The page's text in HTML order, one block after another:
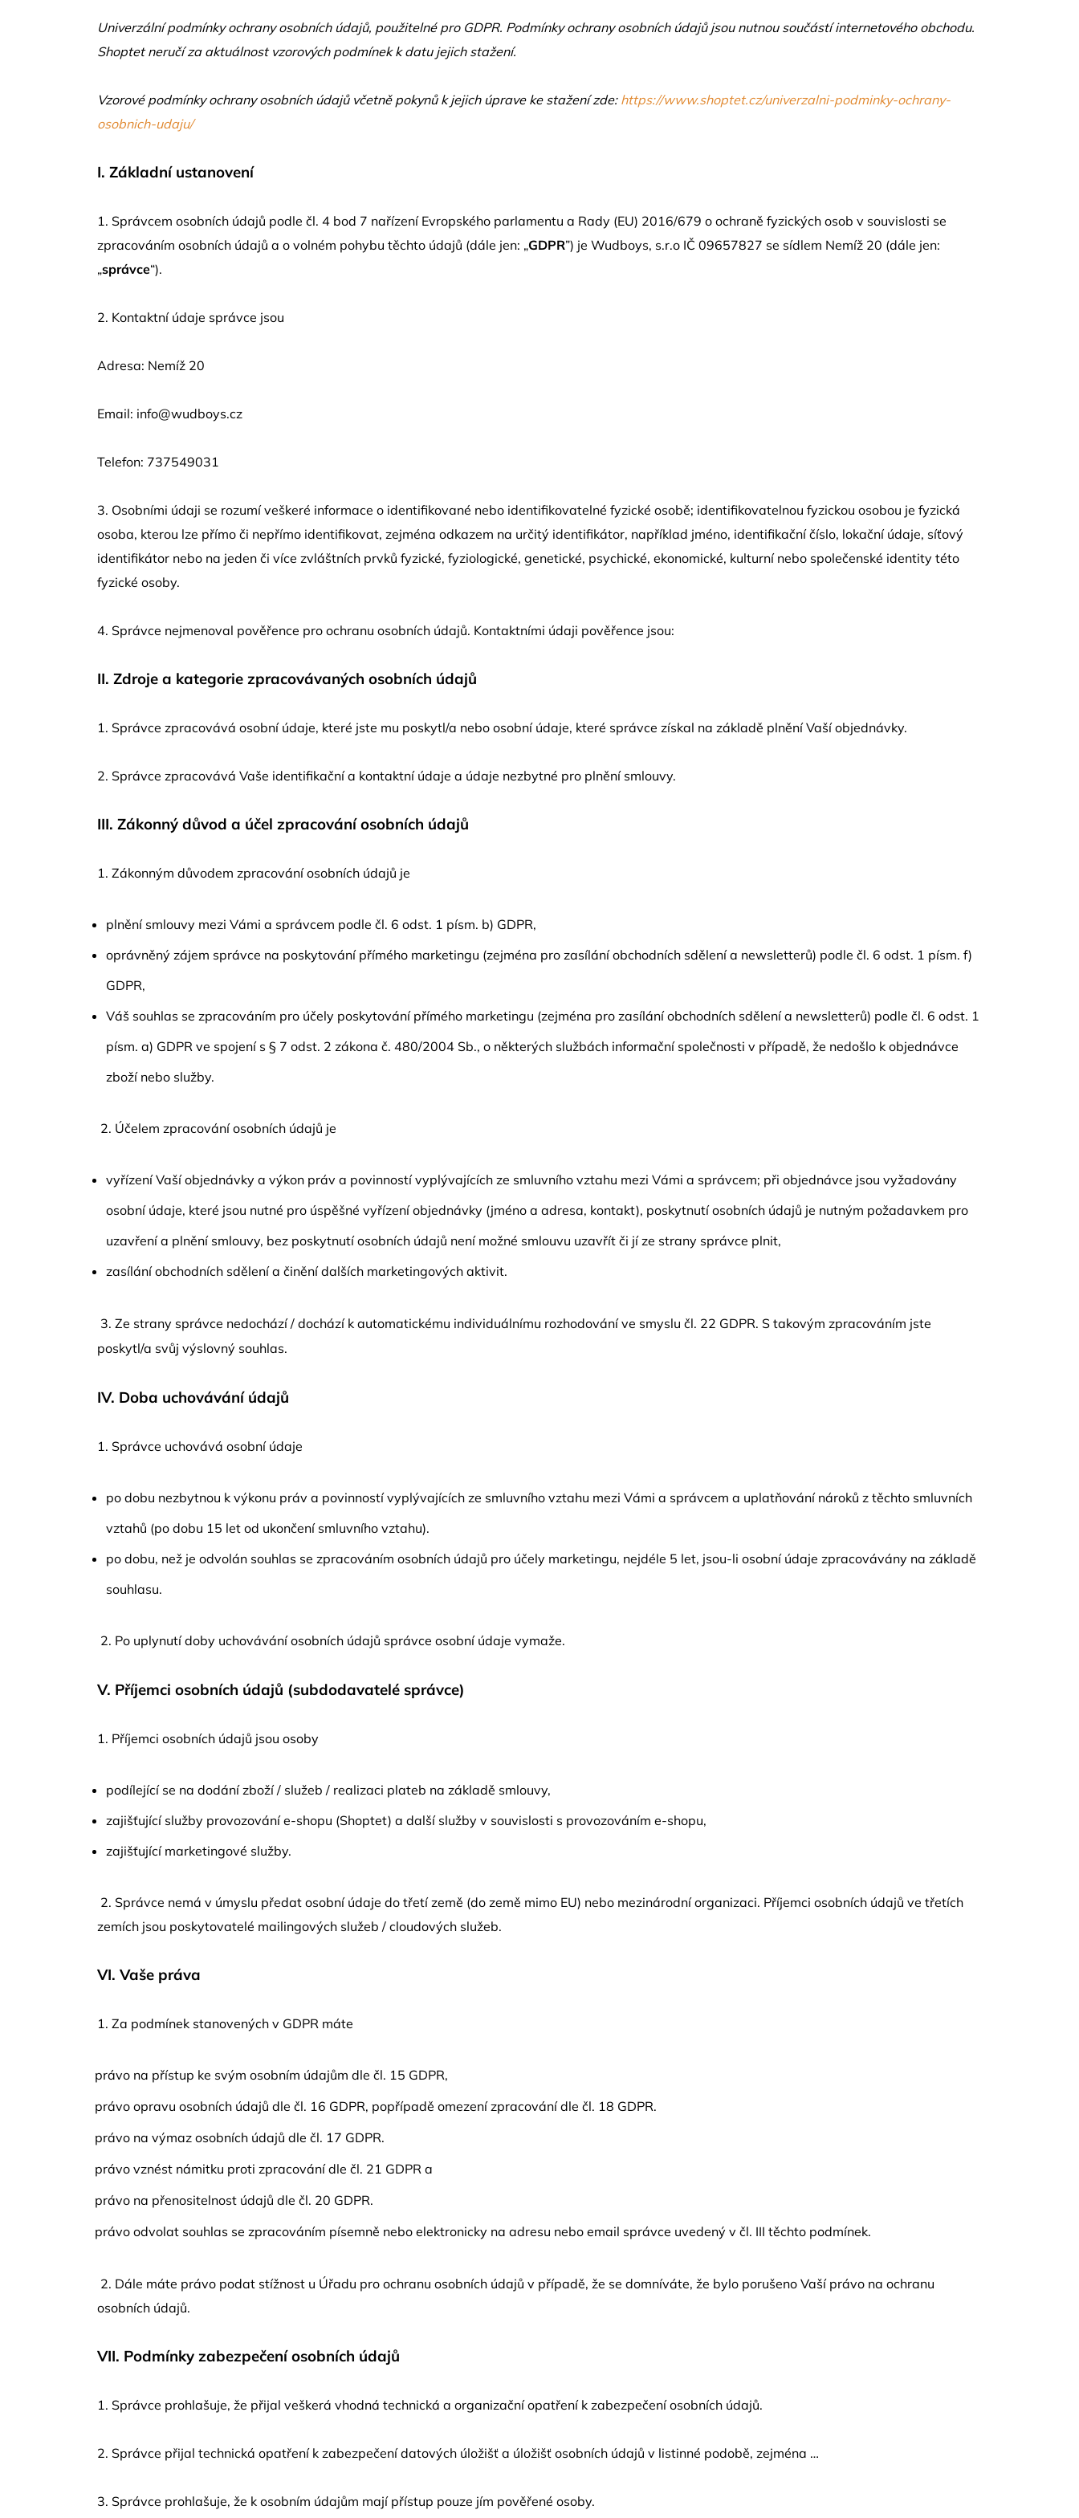
Univerzální podmínky ochrany osobních údajů, použitelné pro GDPR. Podmínky ochrany osobních údajů jsou nutnou součástí internetového obchodu.
Shoptet neručí za aktuálnost vzorových podmínek k datu jejich stažení.
Vzorové podmínky ochrany osobních údajů včetně pokynů k jejich úprave ke stažení zde: https://www.shoptet.cz/univerzalni-podminky-ochrany-
osobnich-udaju/
I. Základní ustanovení
1. Správcem osobních údajů podle čl. 4 bod 7 nařízení Evropského parlamentu a Rady (EU) 2016/679 o ochraně fyzických osob v souvislosti se
zpracováním osobních údajů a o volném pohybu těchto údajů (dále jen: „GDPR”) je Wudboys, s.r.o IČ 09657827 se sídlem Nemíž 20 (dále jen:
„správce“).
2. Kontaktní údaje správce jsou
Adresa: Nemíž 20
Email: info@wudboys.cz
Telefon: 737549031
3. Osobními údaji se rozumí veškeré informace o identifikované nebo identifikovatelné fyzické osobě; identifikovatelnou fyzickou osobou je fyzická
osoba, kterou lze přímo či nepřímo identifikovat, zejména odkazem na určitý identifikátor, například jméno, identifikační číslo, lokační údaje, síťový
identifikátor nebo na jeden či více zvláštních prvků fyzické, fyziologické, genetické, psychické, ekonomické, kulturní nebo společenské identity této
fyzické osoby.
4. Správce nejmenoval pověřence pro ochranu osobních údajů. Kontaktními údaji pověřence jsou:
II. Zdroje a kategorie zpracovávaných osobních údajů
1. Správce zpracovává osobní údaje, které jste mu poskytl/a nebo osobní údaje, které správce získal na základě plnění Vaší objednávky.
2. Správce zpracovává Vaše identifikační a kontaktní údaje a údaje nezbytné pro plnění smlouvy.
III. Zákonný důvod a účel zpracování osobních údajů
1. Zákonným důvodem zpracování osobních údajů je
plnění smlouvy mezi Vámi a správcem podle čl. 6 odst. 1 písm. b) GDPR,
oprávněný zájem správce na poskytování přímého marketingu (zejména pro zasílání obchodních sdělení a newsletterů) podle čl. 6 odst. 1 písm. f)
GDPR,
Váš souhlas se zpracováním pro účely poskytování přímého marketingu (zejména pro zasílání obchodních sdělení a newsletterů) podle čl. 6 odst. 1
písm. a) GDPR ve spojení s § 7 odst. 2 zákona č. 480/2004 Sb., o některých službách informační společnosti v případě, že nedošlo k objednávce
zboží nebo služby.
2. Účelem zpracování osobních údajů je
vyřízení Vaší objednávky a výkon práv a povinností vyplývajících ze smluvního vztahu mezi Vámi a správcem; při objednávce jsou vyžadovány
osobní údaje, které jsou nutné pro úspěšné vyřízení objednávky (jméno a adresa, kontakt), poskytnutí osobních údajů je nutným požadavkem pro
uzavření a plnění smlouvy, bez poskytnutí osobních údajů není možné smlouvu uzavřít či jí ze strany správce plnit,
zasílání obchodních sdělení a činění dalších marketingových aktivit.
3. Ze strany správce nedochází / dochází k automatickému individuálnímu rozhodování ve smyslu čl. 22 GDPR. S takovým zpracováním jste
poskytl/a svůj výslovný souhlas.
IV. Doba uchovávání údajů
1. Správce uchovává osobní údaje
po dobu nezbytnou k výkonu práv a povinností vyplývajících ze smluvního vztahu mezi Vámi a správcem a uplatňování nároků z těchto smluvních
vztahů (po dobu 15 let od ukončení smluvního vztahu).
po dobu, než je odvolán souhlas se zpracováním osobních údajů pro účely marketingu, nejdéle 5 let, jsou-li osobní údaje zpracovávány na základě
souhlasu.
2. Po uplynutí doby uchovávání osobních údajů správce osobní údaje vymaže.
V. Příjemci osobních údajů (subdodavatelé správce)
1. Příjemci osobních údajů jsou osoby
podílející se na dodání zboží / služeb / realizaci plateb na základě smlouvy,
zajišťující služby provozování e-shopu (Shoptet) a další služby v souvislosti s provozováním e-shopu,
zajišťující marketingové služby.
2. Správce nemá v úmyslu předat osobní údaje do třetí země (do země mimo EU) nebo mezinárodní organizaci. Příjemci osobních údajů ve třetích
zemích jsou poskytovatelé mailingových služeb / cloudových služeb.
VI. Vaše práva
1. Za podmínek stanovených v GDPR máte
právo na přístup ke svým osobním údajům dle čl. 15 GDPR,
právo opravu osobních údajů dle čl. 16 GDPR, popřípadě omezení zpracování dle čl. 18 GDPR.
právo na výmaz osobních údajů dle čl. 17 GDPR.
právo vznést námitku proti zpracování dle čl. 21 GDPR a
právo na přenositelnost údajů dle čl. 20 GDPR.
právo odvolat souhlas se zpracováním písemně nebo elektronicky na adresu nebo email správce uvedený v čl. III těchto podmínek.
2. Dále máte právo podat stížnost u Úřadu pro ochranu osobních údajů v případě, že se domníváte, že bylo porušeno Vaší právo na ochranu
osobních údajů.
VII. Podmínky zabezpečení osobních údajů
1. Správce prohlašuje, že přijal veškerá vhodná technická a organizační opatření k zabezpečení osobních údajů.
2. Správce přijal technická opatření k zabezpečení datových úložišť a úložišť osobních údajů v listinné podobě, zejména …
3. Správce prohlašuje, že k osobním údajům mají přístup pouze jím pověřené osoby.